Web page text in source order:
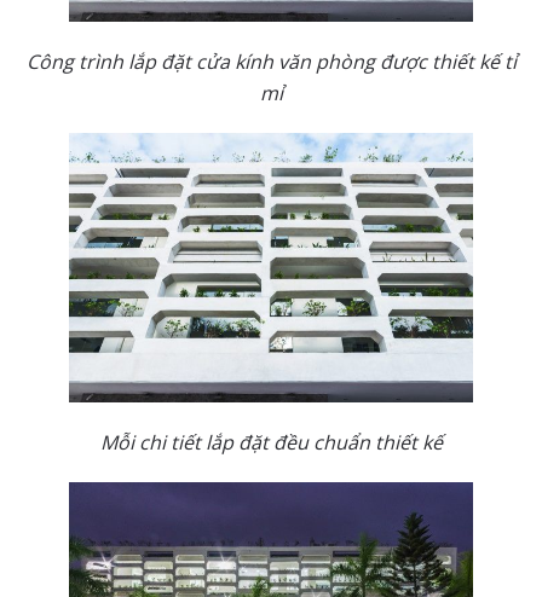
Công trình lắp đặt cửa kính văn phòng được thiết kế tỉ
mỉ
Mỗi chi tiết lắp đặt đều chuẩn thiết kế